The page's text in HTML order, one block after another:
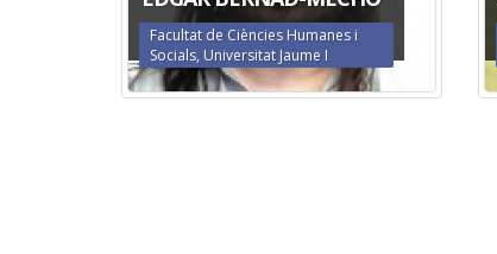
Facultat de Ciències Humanes i
Socials, Universitat Jaume I